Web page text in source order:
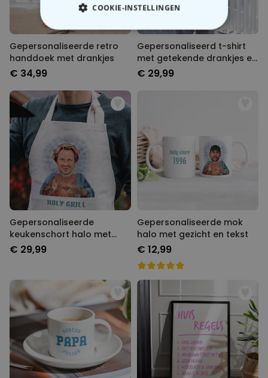
Gepersonaliseerde retro
handdoek met drankjes
€ 34,99
Gepersonaliseerd t-shirt
met getekende drankjes en
tekst
€ 29,99
Gepersonaliseerde
keukenschort halo met
gezicht en tekst
€ 29,99
Gepersonaliseerde mok
halo met gezicht en tekst
€ 12,99
COOKIE-INSTELLINGEN
NOODZAKELIJK
PERFORMANCE
MARKETING